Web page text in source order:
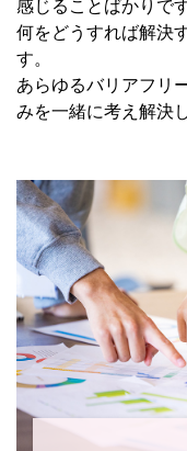
感じることばかりです
何をどうすれば解決
す。
あらゆるバリアフリ
みを一緒に考え解決